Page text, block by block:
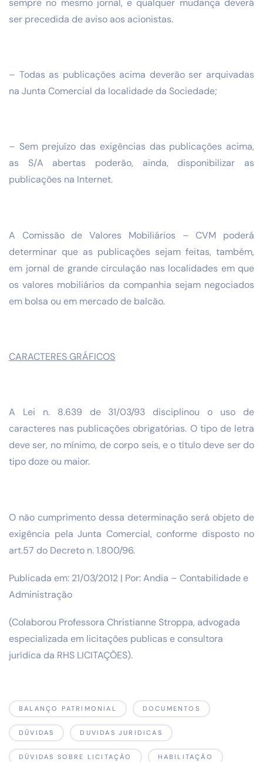
ser precedida de aviso aos acionistas.
– Todas as publicações acima deverão ser arquivadas
na Junta Comercial da localidade da Sociedade;
– Sem prejuízo das exigências das publicações acima,
as S/A abertas poderão, ainda, disponibilizar as
publicações na Internet.
A Comissão de Valores Mobiliários – CVM poderá
determinar que as publicações sejam feitas, também,
em jornal de grande circulação nas localidades em que
os valores mobiliários da companhia sejam negociados
em bolsa ou em mercado de balcão.
CARACTERES GRÁFICOS
A Lei n. 8.639 de 31/03/93 disciplinou o uso de
caracteres nas publicações obrigatórias. O tipo de letra
deve ser, no mínimo, de corpo seis, e o título deve ser do
tipo doze ou maior.
O não cumprimento dessa determinação será objeto de
exigência pela Junta Comercial, conforme disposto no
art.57 do Decreto n. 1.800/96.
Publicada em: 21/03/2012 | Por: Andia – Contabilidade e
Administração
(Colaborou Professora Christianne Stroppa, advogada
especializada em licitações publicas e consultora
jurídica da RHS LICITAÇÕES).
BALANÇO PATRIMONIAL DOCUMENTOS
DÚVIDAS DUVIDAS JURIDICAS
DÚVIDAS SOBRE LICITAÇÃO HABILITAÇÃO